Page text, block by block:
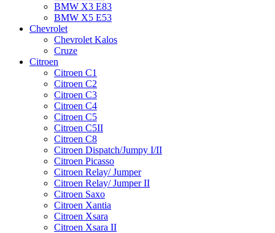
BMW X3 E83
BMW X5 E53
Chevrolet
Chevrolet Kalos
Cruze
Citroen
Citroen C1
Citroen C2
Citroen C3
Citroen C4
Citroen C5
Citroen C5II
Citroen C8
Citroen Dispatch/Jumpy I/II
Citroen Picasso
Citroen Relay/ Jumper
Citroen Relay/ Jumper II
Citroen Saxo
Citroen Xantia
Citroen Xsara
Citroen Xsara II